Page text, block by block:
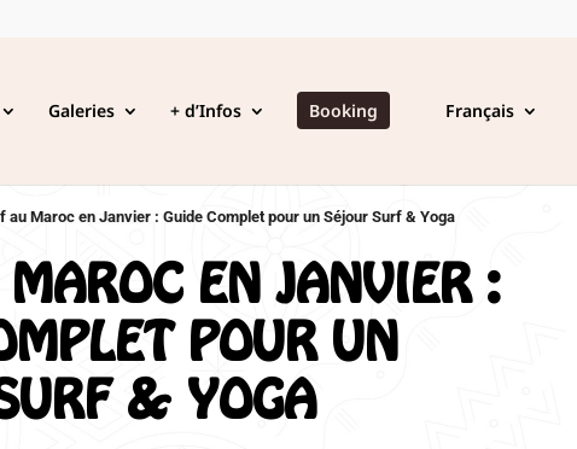
Galeries + d’Infos Booking Français
au Maroc en Janvier : Guide Complet pour un Séjour Surf & Yoga
MAROC EN JANVIER :
POUR UN
& YOGA